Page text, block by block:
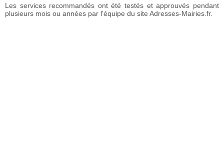
Les services recommandés ont été testés et approuvés pendant
plusieurs mois ou années par l'équipe du site Adresses-Mairies.fr.